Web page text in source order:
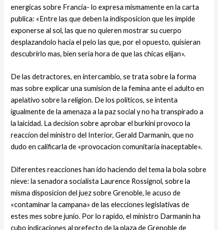
energicas sobre Francia- lo expresa mismamente en la carta
publica: «Entre las que deben la indisposicion que les impide
exponerse al sol, las que no quieren mostrar su cuerpo
desplazandolo hacia el pelo las que, por el opuesto, quisieran
descubrirlo mas, bien seri­a hora de que las chicas elijan».
De las detractores, en intercambio, se trata sobre la forma
mas sobre explicar una sumision de la femina ante el adulto en
apelativo sobre la religion. De los politicos, se intenta
igualmente de la amenaza a la paz social y no ha transpirado a
la laicidad. La decision sobre aprobar el burkini provoco la
reaccion del ministro del Interior, Gerald Darmanin, que no
dudo en calificarla de «provocacion comunitaria inaceptable».
Diferentes reacciones han ido haciendo del tema la bola sobre
nieve: la senadora socialista Laurence Rossignol, sobre la
misma disposicion del juez sobre Grenoble, le acuso de
«contaminar la campana» de las elecciones legislativas de
estes mes sobre junio. Por lo rapido, el ministro Darmanin ha
cubo indicaciones al prefecto de la plaza de Grenoble de